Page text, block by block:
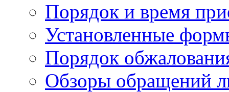
Порядок и время
Установленные
Порядок
Обзоры обращений